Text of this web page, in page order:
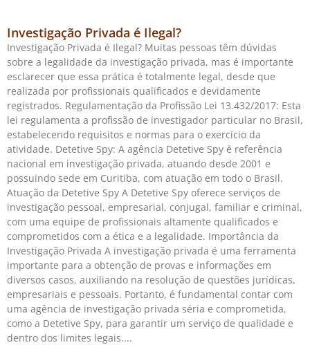
Investigação Privada é Ilegal?
Investigação Privada é Ilegal? Muitas pessoas têm dúvidas
sobre a legalidade da investigação privada, mas é importante
esclarecer que essa prática é totalmente legal, desde que
realizada por profissionais qualificados e devidamente
registrados. Regulamentação da Profissão Lei 13.432/2017: Esta
lei regulamenta a profissão de investigador particular no Brasil,
estabelecendo requisitos e normas para o exercício da
atividade. Detetive Spy: A agência Detetive Spy é referência
nacional em investigação privada, atuando desde 2001 e
possuindo sede em Curitiba, com atuação em todo o Brasil.
Atuação da Detetive Spy A Detetive Spy oferece serviços de
investigação pessoal, empresarial, conjugal, familiar e criminal,
com uma equipe de profissionais altamente qualificados e
comprometidos com a ética e a legalidade. Importância da
Investigação Privada A investigação privada é uma ferramenta
importante para a obtenção de provas e informações em
diversos casos, auxiliando na resolução de questões jurídicas,
empresariais e pessoais. Portanto, é fundamental contar com
uma agência de investigação privada séria e comprometida,
como a Detetive Spy, para garantir um serviço de qualidade e
dentro dos limites legais.